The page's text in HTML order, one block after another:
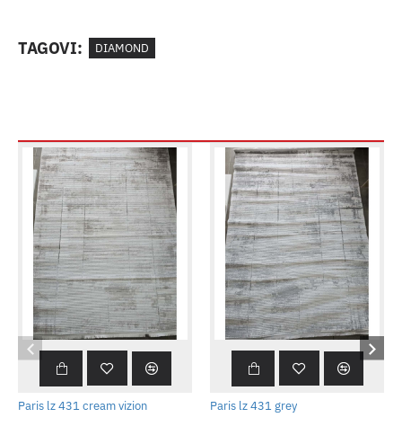
TAGOVI: DIAMOND
Paris lz 431 cream vizion Paris lz 431 grey